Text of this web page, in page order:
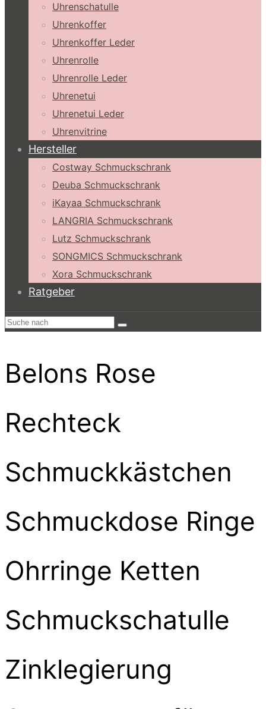
Uhrenschatulle
Uhrenkoffer
Uhrenkoffer Leder
Uhrenrolle
Uhrenrolle Leder
Uhrenetui
Uhrenetui Leder
Uhrenvitrine
Hersteller
Costway Schmuckschrank
Deuba Schmuckschrank
iKayaa Schmuckschrank
LANGRIA Schmuckschrank
Lutz Schmuckschrank
SONGMICS Schmuckschrank
Xora Schmuckschrank
Ratgeber
Belons Rose
Rechteck
Schmuckkästchen
Schmuckdose Ringe
Ohrringe Ketten
Schmuckschatulle
Zinklegierung